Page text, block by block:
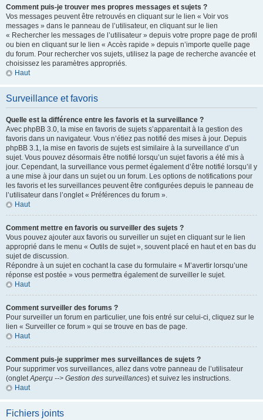
Comment puis-je trouver mes propres messages et sujets ?
Vos messages peuvent être retrouvés en cliquant sur le lien « Voir vos
messages » dans le panneau de l’utilisateur, en cliquant sur le lien
« Rechercher les messages de l’utilisateur » depuis votre propre page de profil
ou bien en cliquant sur le lien « Accès rapide » depuis n’importe quelle page
du forum. Pour rechercher vos sujets, utilisez la page de recherche avancée et
choisissez les paramètres appropriés.
Haut
Surveillance et favoris
Quelle est la différence entre les favoris et la surveillance ?
Avec phpBB 3.0, la mise en favoris de sujets s’apparentait à la gestion des
favoris dans un navigateur. Vous n’étiez pas notifié des mises à jour. Depuis
phpBB 3.1, la mise en favoris de sujets est similaire à la surveillance d’un
sujet. Vous pouvez désormais être notifié lorsqu’un sujet favoris a été mis à
jour. Cependant, la surveillance vous permet également d’être notifié lorsqu’il y
a une mise à jour dans un sujet ou un forum. Les options de notifications pour
les favoris et les surveillances peuvent être configurées depuis le panneau de
l’utilisateur dans l’onglet « Préférences du forum ».
Haut
Comment mettre en favoris ou surveiller des sujets ?
Vous pouvez ajouter aux favoris ou surveiller un sujet en cliquant sur le lien
approprié dans le menu « Outils de sujet », souvent placé en haut et en bas du
sujet de discussion.
Répondre à un sujet en cochant la case du formulaire « M’avertir lorsqu’une
réponse est postée » vous permettra également de surveiller le sujet.
Haut
Comment surveiller des forums ?
Pour surveiller un forum en particulier, une fois entré sur celui-ci, cliquez sur le
lien « Surveiller ce forum » qui se trouve en bas de page.
Haut
Comment puis-je supprimer mes surveillances de sujets ?
Pour supprimer vos surveillances, allez dans votre panneau de l’utilisateur
(ongletAperçu --> Gestion des surveillances) et suivez les instructions.
Haut
Fichiers joints